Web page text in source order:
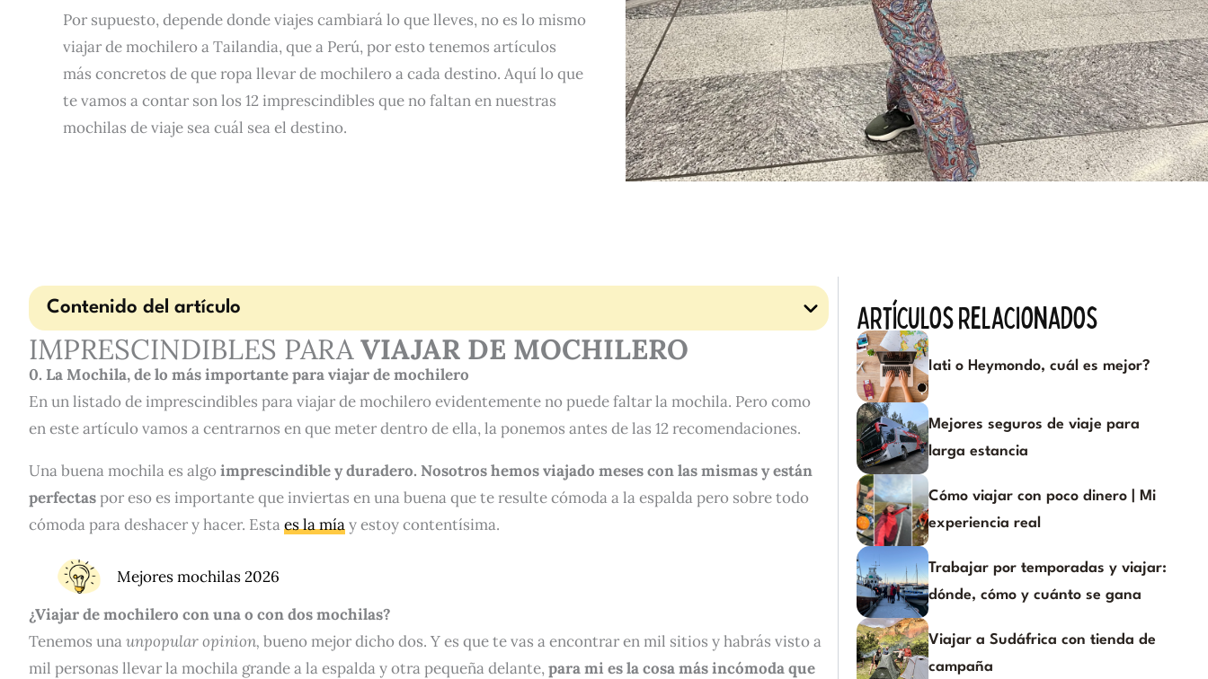
Por supuesto, depende donde viajes cambiará lo que lleves, no es lo mismo
viajar de mochilero a Tailandia, que a Perú, por esto tenemos artículos
más concretos de que ropa llevar de mochilero a cada destino. Aquí lo que
te vamos a contar son los 12 imprescindibles que no faltan en nuestras
mochilas de viaje sea cuál sea el destino.
Contenido del artículo
IMPRESCINDIBLES PARAVIAJAR DE MOCHILERO
0. La Mochila, de lo más importante para viajar de mochilero
En un listado de imprescindibles para viajar de mochilero evidentemente no puede faltar la mochila. Pero como
en este artículo vamos a centrarnos en que meter dentro de ella, la ponemos antes de las 12 recomendaciones.
Una buena mochila es algoimprescindible y duradero. Nosotros hemos viajado meses con las mismas y están
perfectaspor eso es importante que inviertas en una buena que te resulte cómoda a la espalda pero sobre todo
cómoda para deshacer y hacer. Estaes la míay estoy contentísima.
Mejores mochilas 2026
¿Viajar de mochilero con una o con dos mochilas?
Tenemos unaunpopular opinion, bueno mejor dicho dos. Y es que te vas a encontrar en mil sitios y habrás visto a
mil personas llevar la mochila grande a la espalda y otra pequeña delante,para mi es la cosa más incómoda que
Artículos relacionados
Iati o Heymondo, cuál es mejor?
Mejores seguros de viaje para
larga estancia
Cómo viajar con poco dinero | Mi
experiencia real
Trabajar por temporadas y viajar:
dónde, cómo y cuánto se gana
Viajar a Sudáfrica con tienda de
campaña